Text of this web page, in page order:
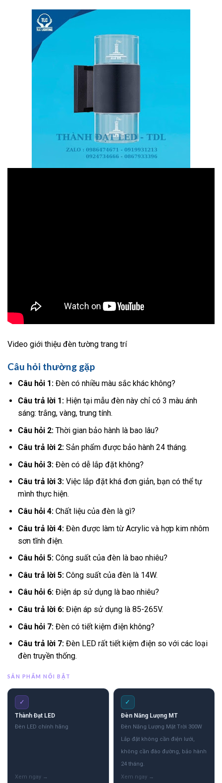
Video giới thiệu đèn tường trang trí
Câu hỏi thường gặp
Câu hỏi 1:Đèn có nhiều màu sắc khác không?
Câu trả lời 1:Hiện tại mẫu đèn này chỉ có 3 màu ánh
sáng: trắng, vàng, trung tính.
Câu hỏi 2:Thời gian bảo hành là bao lâu?
Câu trả lời 2:Sản phẩm được bảo hành 24 tháng.
Câu hỏi 3:Đèn có dễ lắp đặt không?
Câu trả lời 3:Việc lắp đặt khá đơn giản, bạn có thể tự
mình thực hiện.
Câu hỏi 4:Chất liệu của đèn là gì?
Câu trả lời 4:Đèn được làm từ Acrylic và hợp kim nhôm
sơn tĩnh điện.
Câu hỏi 5:Công suất của đèn là bao nhiêu?
Câu trả lời 5:Công suất của đèn là 14W.
Câu hỏi 6:Điện áp sử dụng là bao nhiêu?
Câu trả lời 6:Điện áp sử dụng là 85-265V.
Câu hỏi 7:Đèn có tiết kiệm điện không?
Câu trả lời 7:Đèn LED rất tiết kiệm điện so với các loại
đèn truyền thống.
SẢN PHẨM NỔI BẬT
✓
Thành Đạt LED
Đèn LED chính hãng
✓
Đèn Năng Lượng MT
Đèn Năng Lượng Mặt Trời 300W
Lắp đặt không cần điện lưới,
không cần đào đường, bảo hành
24 tháng.